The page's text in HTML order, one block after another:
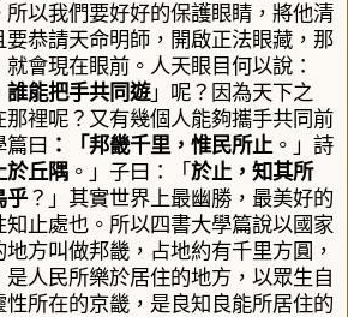
所以我們要好好的保護眼睛，將他清
要恭請天命明師，開啟正法眼藏，那
會現在眼前。人天眼目何以說：
誰能把手共同遊」呢？因為天下之
那裡呢？又有幾個人能夠攜手共同前
曰 ：「邦畿千里，惟民所止。」 詩
於丘隅 。」子曰：「 於止，知其所
乎？ 」其實世界上最幽勝，最美好的
止處也。所以四書大學篇說以國家
方叫做邦畿，占地約有千里方圓，
人民所樂於居住的地方，以眾生自
所在的京畿，是良知良能所居住的